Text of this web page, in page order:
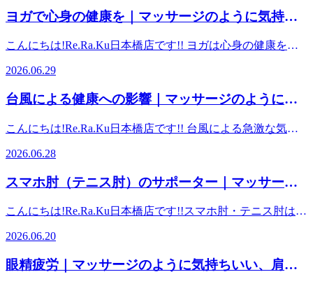
駅 日本橋駅 A７ 出口直結】
ッサージよりも気持ちがいい！ 肩甲骨ストレッチ】
ストフィナンシャルビルB1F(モグモグキッチン内)営業時
間 平日12:00～21:00／土日祝10:00～19:00（毎週水曜 定
休日）＜店舗電話番号＞03-3273-7900＜Mail＞
salon.nihonbashi@reraku.jp＜HP（PC)＞
http://reraku.jp/studio/nihonbashi/
■□■―――――――――――――
なさんも食生活に手軽に「うどん」を選択してみてはいかが
でしょうか？ ご予約はこちらから（あじさいをクリッ
ク！！） ■周辺駅、観光名所からのアクセス■【東京メトロ
本橋高島屋徒歩3分】【各JR線東京駅日本橋口徒歩5分/東京
山陽新幹線東京駅日本橋口より徒歩5分】【東京メトロ東西
い】【東京メトロ丸の内線大手町駅東改札徒歩7分/大手町駅
改札徒歩7分/大手町駅B10出口へお進み下さい】【東京メト
ロ千代田線大手町駅東改札徒歩7分/大手町駅B10出口へお進
み下さい】【東京メトロ銀座線三越前駅A4出口徒歩4分】
【東京メトロ半蔵門線三越前駅A4出口徒歩4分】【日本橋三
越本店徒歩5分】【コレド室町徒歩5分】【東京メトロ銀座線
京橋駅より１駅 日本橋駅 A７ 出口直結】【都営浅草線宝
【東京メトロ半蔵門線三越前駅A4出口徒歩4分】【日本橋三
越本店徒歩5分】【コレド室町徒歩5分】【東京メトロ銀座線
京橋駅より１駅 日本橋駅 A７ 出口直結】【都営浅草線宝
町駅より１駅 日本橋駅 A７ 出口直結】
Re.Ra.Ku 日本橋店東京都中央区八重洲1-3-7八重洲ファー
ストフィナンシャルビルB1F(モグモグキッチン内)営業時
間 平日12:00～21:00／土日祝10:00～19:00（毎週水曜 定
salon.nihonbashi@reraku.jp＜HP（PC)＞
■□■―――――――――――――
強度が高く、筋力、瞬発力の向上を目的としているそうで
り、内臓の動きを活性化させることが出来ると言われていま
活に「ラジオ体操」を取り入れてみてはいかがでしょう
か。 ご予約はこちらから（あじさいをクリック！！） ■周
辺駅、観光名所からのアクセス■【東京メトロ各線日本橋駅
A７ 出口直結】【コレド日本橋徒歩3分】【日本橋高島屋徒
歩3分】【各JR線東京駅日本橋口徒歩5分/東京駅八重洲北口
徒歩5分/東京駅八重洲口徒歩7分】【東海道・山陽新幹線東
改札徒歩7分/大手町駅B10出口へお進み下さい】【東京メト
ロ丸の内線大手町駅東改札徒歩7分/大手町駅B10出口へお進
み下さい】【東京メトロ半蔵門線大手町駅東改札徒歩7分/大
町駅東改札徒歩7分/大手町駅B10出口へお進み下さい】【東
門線三越前駅A4出口徒歩4分】【日本橋三越本店徒歩5分】
ことで内臓が刺激され、消化器官などの活動が促されて「天
然のマッサージ」のような作用が働きます。心肺機能の強化
（血流促進）水圧で横隔膜が押し上げられると肺の容量が減
臓の働きが活発になります。 ウエストの引き締め肩までお
トが3〜6cmほど縮むほどの圧力がかかっているそうです。
しょう！ご予約はこちらから（あじさいをクリッ
各線日本橋駅 A７ 出口直結】【コレド日本橋徒歩3分】【日
本橋高島屋徒歩3分】【各JR線東京駅日本橋口徒歩5分/東京
駅八重洲北口徒歩5分/東京駅八重洲口徒歩7分】【東海道・
山陽新幹線東京駅日本橋口より徒歩5分】【東京メトロ東西
線大手町駅東改札徒歩7分/大手町駅B10出口へお進み下さ
い】【東京メトロ丸の内線大手町駅東改札徒歩7分/大手町駅
改札徒歩7分/大手町駅B10出口へお進み下さい】【東京メト
ロ千代田線大手町駅東改札徒歩7分/大手町駅B10出口へお進
の乱れで自律神経が乱れやすく、また強まる紫外線やエアコ
ンによる「隠れドライアイ」が原因で目の疲れ（眼精疲労）
と対策】①気圧・天候の変化（気象病）原因: 梅雨の低気圧
や薄暗い日、急な晴れ間で自律神経が乱れ、血行不良や目の
り目の周りを温めることで筋肉をほぐれやすくしましょう。
②隠れドライアイ原因: 湿気が多いため気づきにくいです
が、急なエアコン使用や強い日差しで目が乾燥しやすくなり
です。③紫外線によるダメージ原因: 初夏に向けて急増する
カット機能付きのサングラスや帽子を活用しましょう。【今
を多くし、眼球を上下左右に動かしたり、遠くを眺めてピン
い、目元を温めることで血流を促し、眼球周りの筋肉をほぐ
しましょう。栄養補給: 疲れた神経の働きを助けるビタミン
B群（B6、B12など）を食事やサプリメントで意識的に摂取
ヨガで心身の健康を｜マッサージのように気持ち
駅,日本橋駅,大手町駅,三越前駅すぐ】
こんにちは!Re.Ra.Ku日本橋店です!! ヨガは心身の健康を整
柔軟性や筋力を高めることで、姿勢の改善や肩こり・腰痛の
予防に大きな効果を発揮します。さらに、ヨガで最も重要と
される「深い呼吸」は、乱れがちな自律神経のバランスを整
のストレスや不安を和らげて良質な睡眠へと導いてくれま
す。身体の不調を改善するだけでなく、自分自身の内面と静
立ちます。年齢や性別を問わず、自分のペースで無理なく続
けられるヨガを日常に取り入れて、心も体も健やかな毎日を
目指しましょう。 ご予約はこちらから（あじさいをクリッ
各線日本橋駅 A７ 出口直結】【コレド日本橋徒歩3分】【日
駅八重洲北口徒歩5分/東京駅八重洲口徒歩7分】【東海道・
2026.06.29
台風による健康への影響｜マッサージのように気
【東京駅,日本橋駅,大手町駅,三越前駅すぐ】
こんにちは!Re.Ra.Ku日本橋店です!! 台風による急激な気圧
った「気象病」を引き起こします。対策として、内耳の血流
を良くする「耳の後ろのマッサージ」や、規則正しい睡眠が
有効です。また、台風接近時は気圧や湿度の変化で気管支が
手元に用意してください。さらに、台風通過による停電や断
水は、エアコンの停止による熱中症や、衛生環境の悪化によ
の薬を事前に備蓄しましょう。体調に異変を感じたら無理を
せず、室内で安静に過ごすことが最優先です。 ご予約はこ
2026.06.28
スマホ肘（テニス肘）のサポーター｜マッサージ
日本橋店【東京駅,日本橋駅,大手町駅,三越前駅す
ぐ】
こんにちは!Re.Ra.Ku日本橋店です!!スマホ肘・テニス肘は、
のが、サポーターです。テニス肘サポーターは、手首や指を
動かす際の前腕の筋肉の収縮を適度に圧迫し、肘の外側の腱
にかかる負担を分散・軽減する効果があります。これによ
2026.06.20
眼精疲労｜マッサージのように気持ちいい、肩甲